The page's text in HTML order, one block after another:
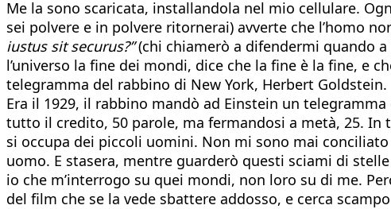
Me la sono scaricata, installandola nel mio cellulare.
sei polvere e in polvere ritornerai) avverte che l’homo
iustus sit securus?”(chi chiamerò a difendermi quando
l’universo la fine dei mondi, dice che la fine è la fine, e
telegramma del rabbino di New York, Herbert Goldstein.
Era il 1929, il rabbino mandò ad Einstein un
tutto il credito, 50 parole, ma fermandosi a metà, 25. In
si occupa dei piccoli uomini. Non mi sono mai
uomo. E stasera, mentre guarderò questi sciami di
io che m’interrogo su quei mondi, non loro su di me.
del film che se la vede sbattere addosso, e cerca